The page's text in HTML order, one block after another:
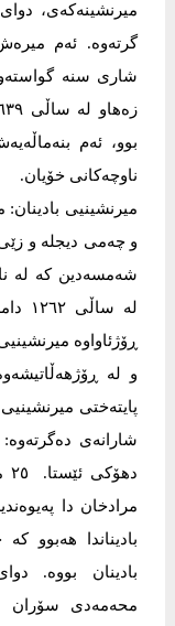
میرنشینه‌كه‌ى،
شارى سنه‌
بوو، ئه‌م
ناوچه‌كانى خۆیان.
میرنشینیی
و چەمی دیجلە و
شەمسەدین کە لە
لە
ڕۆژئاواوە
و لە
پایتەختی
شارانەی
مرادخان دا
بادیناندا
بادینان بووە.
محەمەدی سۆران